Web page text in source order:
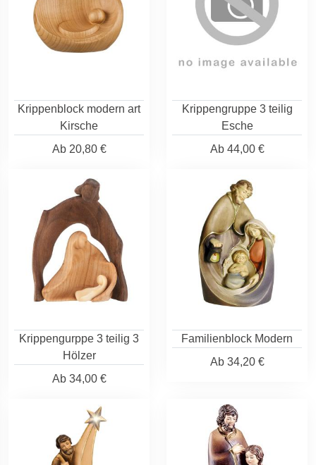
Krippenblock modern art
Kirsche
Ab20,80 €
Krippengruppe 3 teilig
Esche
Ab44,00 €
Krippengurppe 3 teilig 3
Hölzer
Ab34,00 €
Familienblock Modern
Ab34,20 €